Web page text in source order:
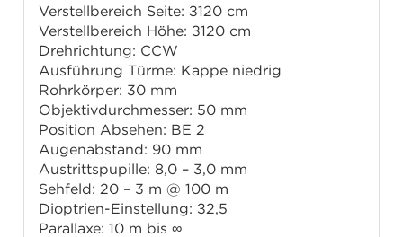
Verstellbereich Seite: ±120 cm
Verstellbereich Höhe: ±120 cm
Drehrichtung: CCW
Ausführung Türme: Kappe niedrig
Rohrkörper: 30 mm
Objektivdurchmesser: 50 mm
Position Absehen: BE 2
Augenabstand: 90 mm
Austrittspupille: 8,0 – 3,0 mm
Sehfeld: 20 – 3 m @ 100 m
Dioptrien-Einstellung: ±2,5
Parallaxe: 10 m bis ∞